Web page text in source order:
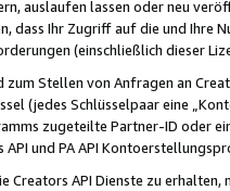
auslaufen lassen oder neu
dass Ihr Zugriff auf die und Ihre
(einschließlich dieser
Stellen von Anfragen an
(jedes Schlüsselpaar eine
zugeteilte Partner-ID oder
und PA API
Creators API Dienste zu